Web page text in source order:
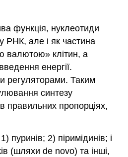
функція, нуклеотиди
РНК, але і як частина
валютою» клітин, а
енергії.
регуляторами. Таким
синтезу
правильних пропорціях,
пуринів; 2) піримідинів; і
(шляхи de novo) та інші,